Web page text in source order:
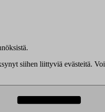
siihen liittyviä evästeitä.